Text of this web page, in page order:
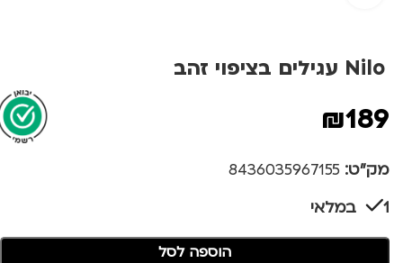
Nilo עגילים בציפוי זהב
₪189
מק"ט: 8436035967155
1 במלאי
הוספה לסל